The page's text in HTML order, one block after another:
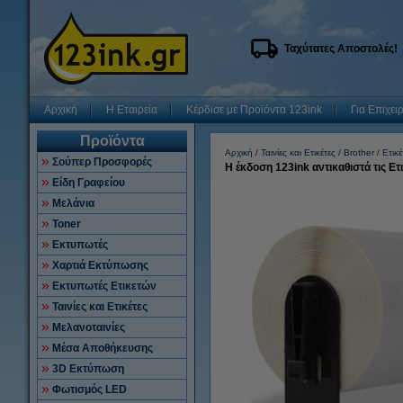
Ταχύτατες Αποστολές!
Αρχική Η Εταιρεία Κέρδισε με Προϊόντα 123ink Για
Προϊόντα
Σούπερ Προσφορές
Είδη Γραφείου
Μελάνια
Toner
Εκτυπωτές
Χαρτιά Εκτύπωσης
Εκτυπωτές Ετικετών
Ταινίες και Ετικέτες
Μελανοταινίες
Μέσα Αποθήκευσης
3D Εκτύπωση
Φωτισμός LED
Αρχική Ταινίες και Ετικέτες Brother
Η έκδοση 123ink αντικαθιστά τις